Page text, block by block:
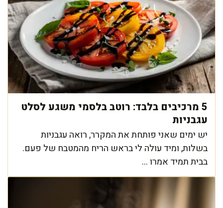
5 מרכיבים בלבד: רוטב בלסמי משגע לסלט
עגבניות
יש ימים שאני פותחת את המקרר, רואה עגבניות
בשלות, ומיד עולה לי בראש הריח מהמטבח של פעם.
בבית תמיד אמרו ...